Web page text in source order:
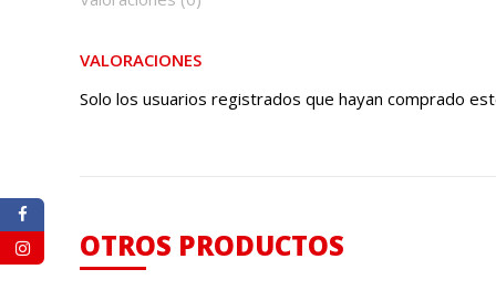
VALORACIONES
Solo los usuarios registrados que hayan comprado
OTROS PRODUCTOS